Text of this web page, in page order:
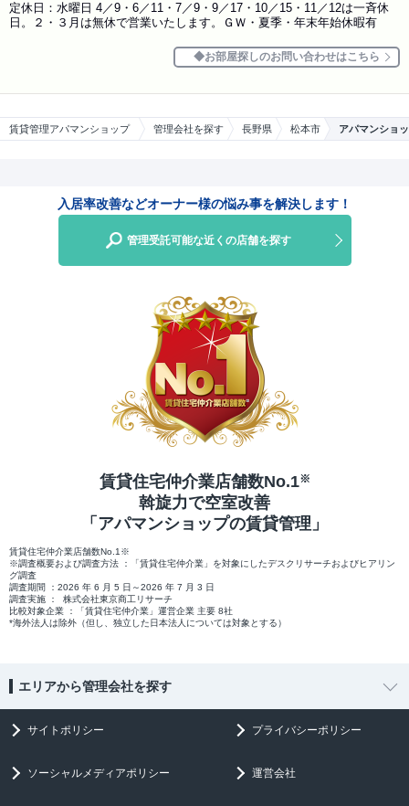
賃貸管理アパマンショップ 管理会社を探す 長野県 松本市 アパマンショ
定休日：水曜日 4／9・6／11・7／9・9／17・10／15・11／12は一斉休
日。２・３月は無休で営業いたします。ＧＷ・夏季・年末年始休暇有
お部屋探しのお問い合わせはこちら
入居率改善などオーナー様の悩み事を解決します！
管理受託可能な近くの店舗を探す
賃貸住宅仲介業店舗数No.1※
斡旋力で空室改善
「アパマンショップの賃貸管理」
賃貸住宅仲介業店舗数No.1※
※調査概要および調査方法 ：「賃貸住宅仲介業」を対象にしたデスクリサーチおよびヒアリン
グ調査
調査期間 ：2026 年 6 月 5 日～2026 年 7 月 3 日
調査実施 ： 株式会社東京商工リサーチ
比較対象企業 ：「賃貸住宅仲介業」運営企業 主要 8社
*海外法人は除外（但し、独立した日本法人については対象とする）
エリアから管理会社を探す
サイトポリシー プライバシーポリシー
ソーシャルメディアポリシー 運営会社